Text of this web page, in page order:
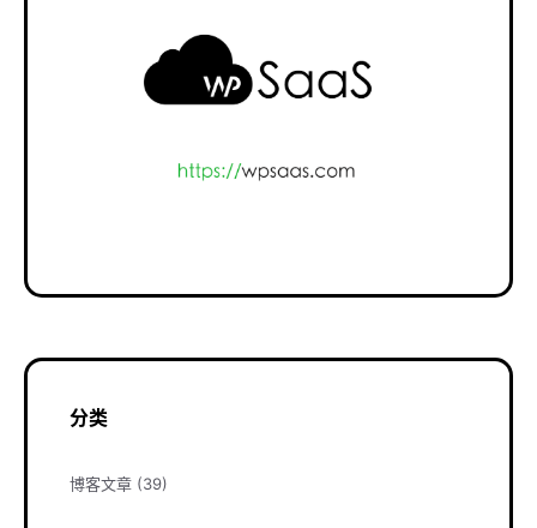
分类
博客文章 (39)